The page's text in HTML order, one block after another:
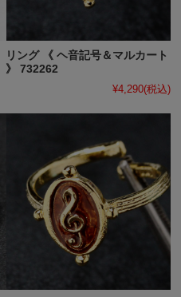
リング 《 ヘ音記号＆マルカート
》 732262
¥4,290(税込)